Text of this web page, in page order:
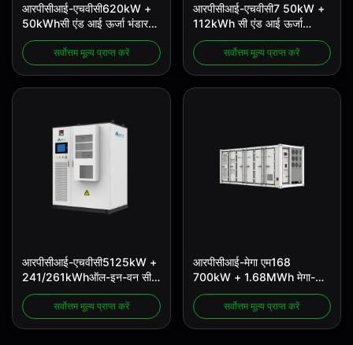
आरपीसीआई-एचवीसी620kW +
50kWhसी एंड आई ऊर्जा भंडारण
प्रणाली
सर्वोत्तम मूल्य प्राप्त करें
आरपीसीआई-एचवीसी7 50kW +
112kWh सी एंड आई ऊर्जा
भंडारण प्रणाली
सर्वोत्तम मूल्य प्राप्त करें
आरपीसीआई-एचवीसी5125kW +
241/261kWhऑल-इन-वन सी
एंड आई ईएसएस
सर्वोत्तम मूल्य प्राप्त करें
आरपीसीआई-मेगा एम168
700kW + 1.68MWh मेगा-
स्केल कंटेनर ESS
सर्वोत्तम मूल्य प्राप्त करें